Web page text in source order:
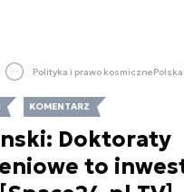
Polityka i prawo kosmicznePolska
KOMENTARZ
Doktoraty
to